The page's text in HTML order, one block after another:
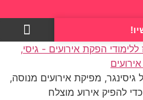
מפיקת אירועים מנוסה,
להפיק אירוע מוצלח